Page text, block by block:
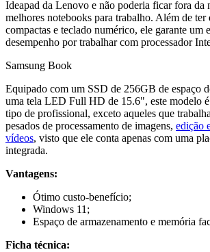
Ideapad da Lenovo e não poderia ficar fora da
melhores notebooks para trabalho. Além de ter
compactas e teclado numérico, ele garante um
desempenho por trabalhar com processador
Samsung Book
Equipado com um SSD de 256GB de espaço
uma tela LED Full HD de 15.6", este modelo
tipo de profissional, exceto aqueles que
pesados de processamento de imagens, edição
vídeos, visto que ele conta apenas com uma
integrada.
Vantagens:
Ótimo custo-benefício;
Windows 11;
Espaço de armazenamento e memória
Ficha técnica: